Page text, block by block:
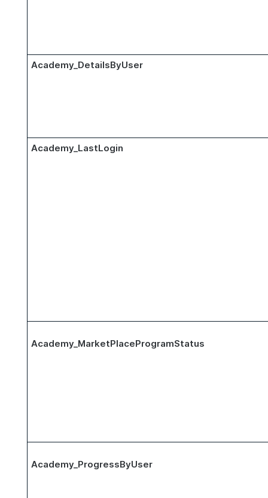
Academy_DetailsByUser
Academy_LastLogin
Academy_MarketPlaceProgramStatus
Academy_ProgressByUser